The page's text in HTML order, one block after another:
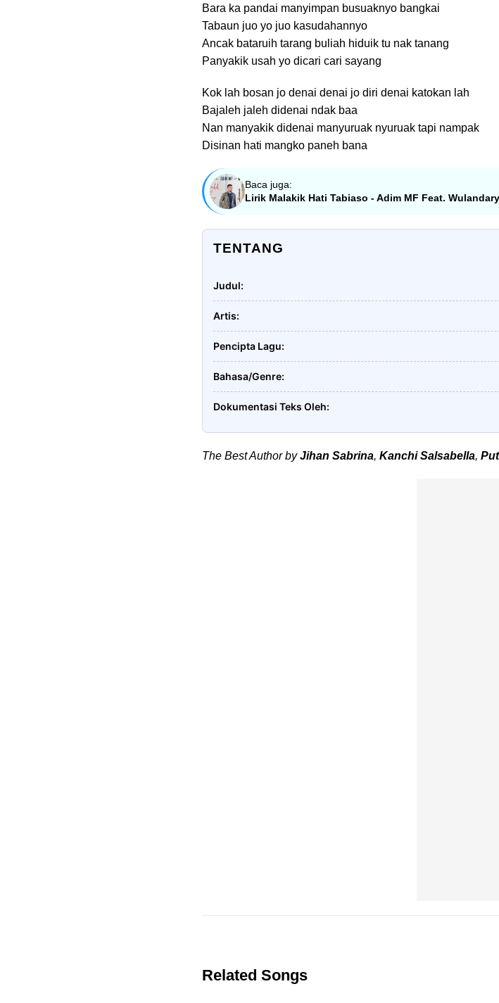
Bara ka pandai manyimpan busuaknyo bangkai
Tabaun juo yo juo kasudahannyo
Ancak bataruih tarang buliah hiduik tu nak tanang
Panyakik usah yo dicari cari sayang
Kok lah bosan jo denai denai jo diri denai katokan lah
Bajaleh jaleh didenai ndak baa
Nan manyakik didenai manyuruak nyuruak tapi nampak
Disinan hati mangko paneh bana
Baca juga:
Lirik Malakik Hati Tabiaso - Adim MF Feat. Wulandary
TENTANG
Judul
Artis
Pencipta Lagu
Bahasa/Genre
Dokumentasi Teks Oleh
The Best Author byJihan Sabrina, Kanchi Salsabella,
Related Songs